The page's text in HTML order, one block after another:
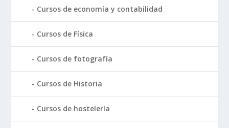
Cursos de economía y contabilidad
Cursos de Física
Cursos de fotografía
Cursos de Historia
Cursos de hostelería